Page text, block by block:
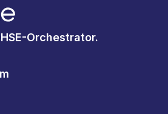
Orchestrator.